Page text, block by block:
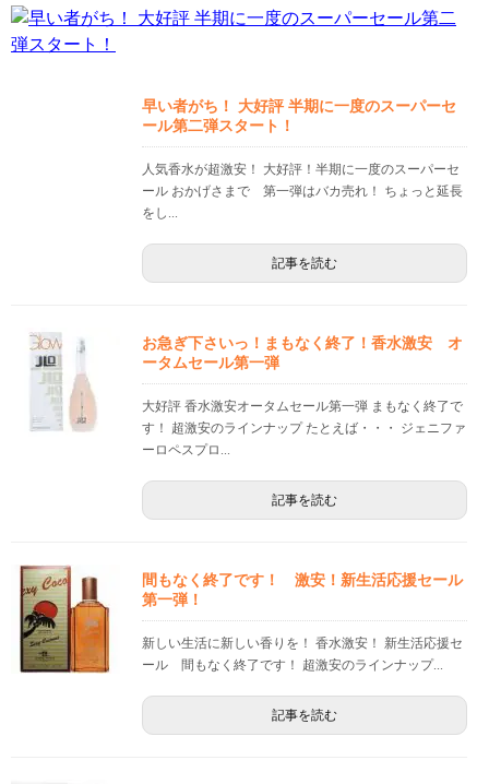
早い者がち！ 大好評 半期に一度のスーパーセ
ール第二弾スタート！
人気香水が超激安！ 大好評！半期に一度のスーパーセ
ール おかげさまで 第一弾はバカ売れ！ ちょっと延長
をし...
記事を読む
お急ぎ下さいっ！まもなく終了！香水激安 オ
ータムセール第一弾
大好評 香水激安オータムセール第一弾 まもなく終了で
す！ 超激安のラインナップ たとえば・・・ ジェニファ
ーロペスプロ...
記事を読む
間もなく終了です！ 激安！新生活応援セール
第一弾！
新しい生活に新しい香りを！ 香水激安！ 新生活応援セ
ール 間もなく終了です！ 超激安のラインナップ...
記事を読む